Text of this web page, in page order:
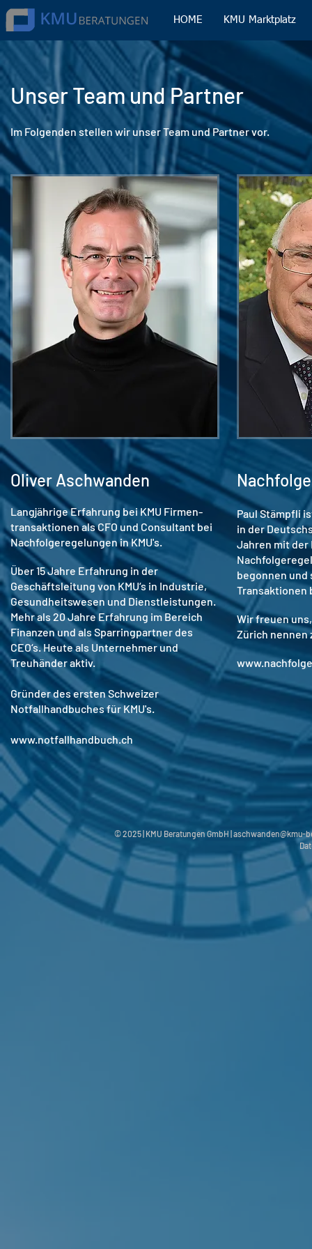
HOME KMU Marktplatz
Unser Team und Partner
Im Folgenden stellen wir unser Team und Partner vor.
Oliver Aschwanden
Langjährige Erfahrung bei KMU Firmen-
transaktionen als CFO und Consultant bei
Nachfolgeregelungen in KMU's.
Über 15 Jahre Erfahrung in der
Geschäftsleitung von KMU‘s in Industrie,
Gesundheitswesen und Dienstleistungen.
Mehr als 20 Jahre Erfahrung im Bereich
Finanzen und als Sparringpartner des
CEO‘s. Heute als Unternehmer und
Treuhänder aktiv.
Gründer des ersten Schweizer
Notfallhandbuches für KMU's.
www.notfallhandbuch.ch
Paul Stämpfli
in der
Jahren mit der
begonnen und
Transaktionen
Wir freuen
Zürich
© 2025 | KMU Beratungen GmbH | aschwanden@kmu-